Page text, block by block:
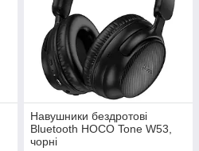
Навушники бездротові
Bluetooth HOCO Tone W53,
чорні